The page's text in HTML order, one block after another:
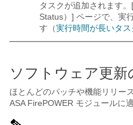
タスクが追加されます
Status）] ページで、実
す（実行時間が長いタ
ソフトウェア更新
ほとんどのパッチや機能リリー
ASA FirePOWER モジュールに